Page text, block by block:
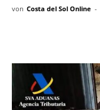
von Costa del Sol Online -